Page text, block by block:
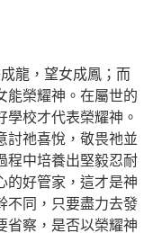
龍，望女成鳳；而
能榮耀神。在屬世的
校才代表榮耀神。
討祂喜悅，敬畏祂並
程中培養出堅毅忍耐
的好管家，這才是神
不同，只要盡力去發
省察，是否以榮耀神